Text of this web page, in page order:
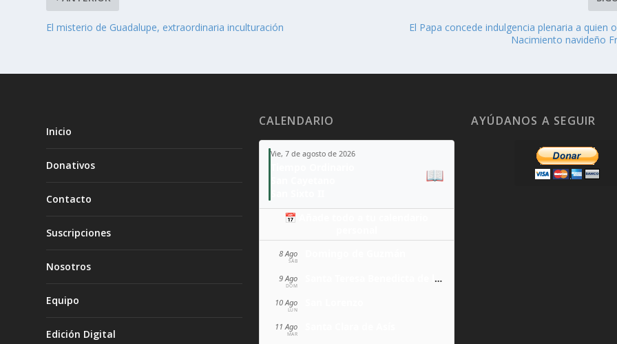
El misterio de Guadalupe, extraordinaria inculturación
El Papa concede indulgencia plenaria a quien
Nacimiento navideño
Inicio
Donativos
Contacto
Suscripciones
Nosotros
Equipo
Edición Digital
CALENDARIO
Vie, 7 de agosto de 2026
📖
📅 Añade todo a tu calendario
8 Ago
SÁB
9 Ago
DOM
Santa Teresa Benedicta de la Cruz
10 Ago
LUN
11 Ago
MAR
AYÚDANOS A SEGUIR